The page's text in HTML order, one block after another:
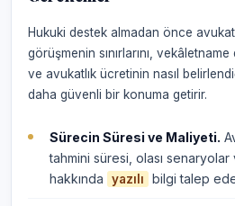
Hukuki destek almadan önce
görüşmenin sınırlarını,
ve avukatlık ücretinin nasıl
daha güvenli bir konuma getirir.
Sürecin Süresi ve Maliyeti.
tahmini süresi, olası
hakkında
yazılı bilgi talep